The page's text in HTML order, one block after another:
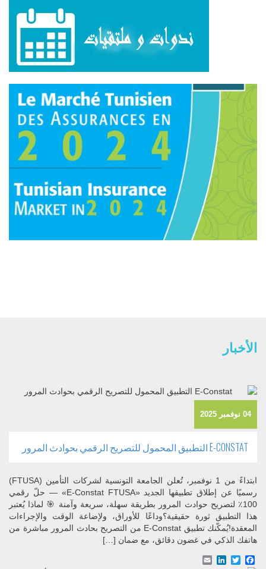
الأخبار
04 نوفمبر 2025
E-CONSTAT التطبيق المحمول للتصريح الرقمي بحوادث المرور
ابتداءً من 1 نوفمبر، تُعلن الجامعة التونسية لشركات التأمين (FTUSA)
رسميًا عن إطلاق تطبيقها الجديد «E-Constat FTUSA» — حلّ رقمي
100٪ لتصريح حوادث المرور بطريقة سهلة، سريعة وآمنة 🎯 لماذا يُعتبر
هذا التطبيق ثورة حقيقية؟وداعًا للأوراق، ولإضاعة الوقت والإجراءات
المعقدة!يُمكّنك تطبيق E-Constat من التصريح بحادث المرور مباشرة من
هاتفك الذكي في غضون دقائق، مع ضمان […]
Facebook
Twitter
LinkedIn